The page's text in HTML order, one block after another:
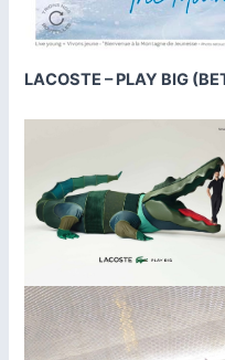
LACOSTE – PLAY BIG